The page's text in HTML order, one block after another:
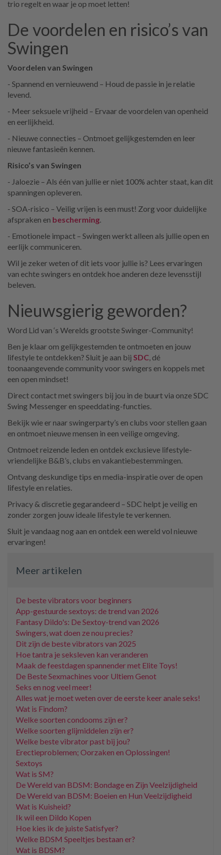
trio regelt en waar je op moet letten!
De voordelen en risico’s van
Swingen
Voordelen van Swingen
- Spannend en vernieuwend – Houd de passie in je relatie
levend.
- Meer seksuele vrijheid – Ervaar de voordelen van openheid
en eerlijkheid.
- Nieuwe connecties – Ontmoet gelijkgestemden en leer
nieuwe fantasieën kennen.
Risico’s van Swingen
- Jaloezie – Als één van jullie er niet 100% achter staat, kan dit
spanningen opleveren.
- SOA-risico – Veilig vrijen is een must! Zorg voor duidelijke
afspraken en bescherming
- Emotionele impact – Swingen werkt alleen als jullie open en
eerlijk communiceren.
Wil je zeker weten of dit iets voor jullie is? Lees ervaringen
van echte swingers en ontdek hoe anderen deze levensstijl
beleven.
Nieuwsgierig geworden?
Word Lid van ‘s Werelds grootste Swinger-Community!
Ben je klaar om gelijkgestemden te ontmoeten en jouw
lifestyle te ontdekken? Sluit je aan bij SDC , dé
toonaangevende community voor swingers en koppels met
een open mindset!
Direct contact met swingers bij jou in de buurt via onze SDC
Swing Messenger en speeddating-functies.
Bekijk wie er naar swingerparty’s en clubs voor stellen gaan
en ontmoet nieuwe mensen in een veilige omgeving.
Ontmoet reizende leden en ontdek exclusieve lifestyle-
vriendelijke B&B’s, clubs en vakantiebestemmingen.
Ontvang deskundige tips en media-inspiratie over de open
lifestyle en relaties.
Privacy & discretie gegarandeerd – SDC helpt je veilig en
zonder zorgen jouw ideale lifestyle te verkennen.
Sluit je vandaag nog aan en ontdek een wereld vol nieuwe
ervaringen!
Meer artikelen
De beste vibrators voor beginners
App-gestuurde sextoys: de trend van 2026
Fantasy Dildo's: De Sextoy-trend van 2026
Swingers, wat doen ze nou precies?
Dit zijn de beste vibrators van 2025
Hoe tantra je seksleven kan veranderen
Maak de feestdagen spannender met Elite Toys!
De Beste Sexmachines voor Ultiem Genot
Seks en nog veel meer!
Alles wat je moet weten over de eerste keer anale seks!
Wat is Findom?
Welke soorten condooms zijn er?
Welke soorten glijmiddelen zijn er?
Welke beste vibrator past bij jou?
Erectieproblemen; Oorzaken en Oplossingen!
Sextoys
Wat is SM?
De Wereld van BDSM: Bondage en Zijn Veelzijdigheid
De Wereld van BDSM: Boeien en Hun Veelzijdigheid
Wat is Kuisheid?
Ik wil een Dildo Kopen
Hoe kies ik de juiste Satisfyer?
Welke BDSM Speeltjes bestaan er?
Wat is BDSM?